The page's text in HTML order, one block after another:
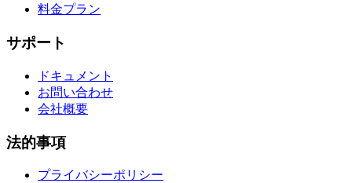
料金プラン
サポート
ドキュメント
お問い合わせ
会社概要
法的事項
プライバシーポリシー